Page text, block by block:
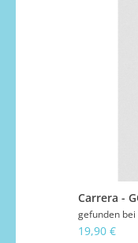
gefunden bei
19,90 €